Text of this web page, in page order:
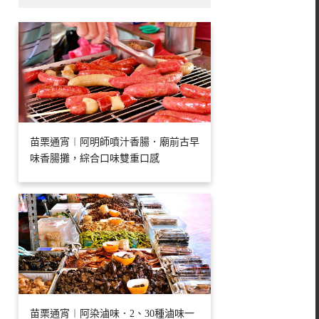
苗栗通宵︱阿明師噴汁香腸．廟前古早
味香腸攤，綜合口味雙重口感
苗栗通宵︱阿染滷味．2、30種滷味一